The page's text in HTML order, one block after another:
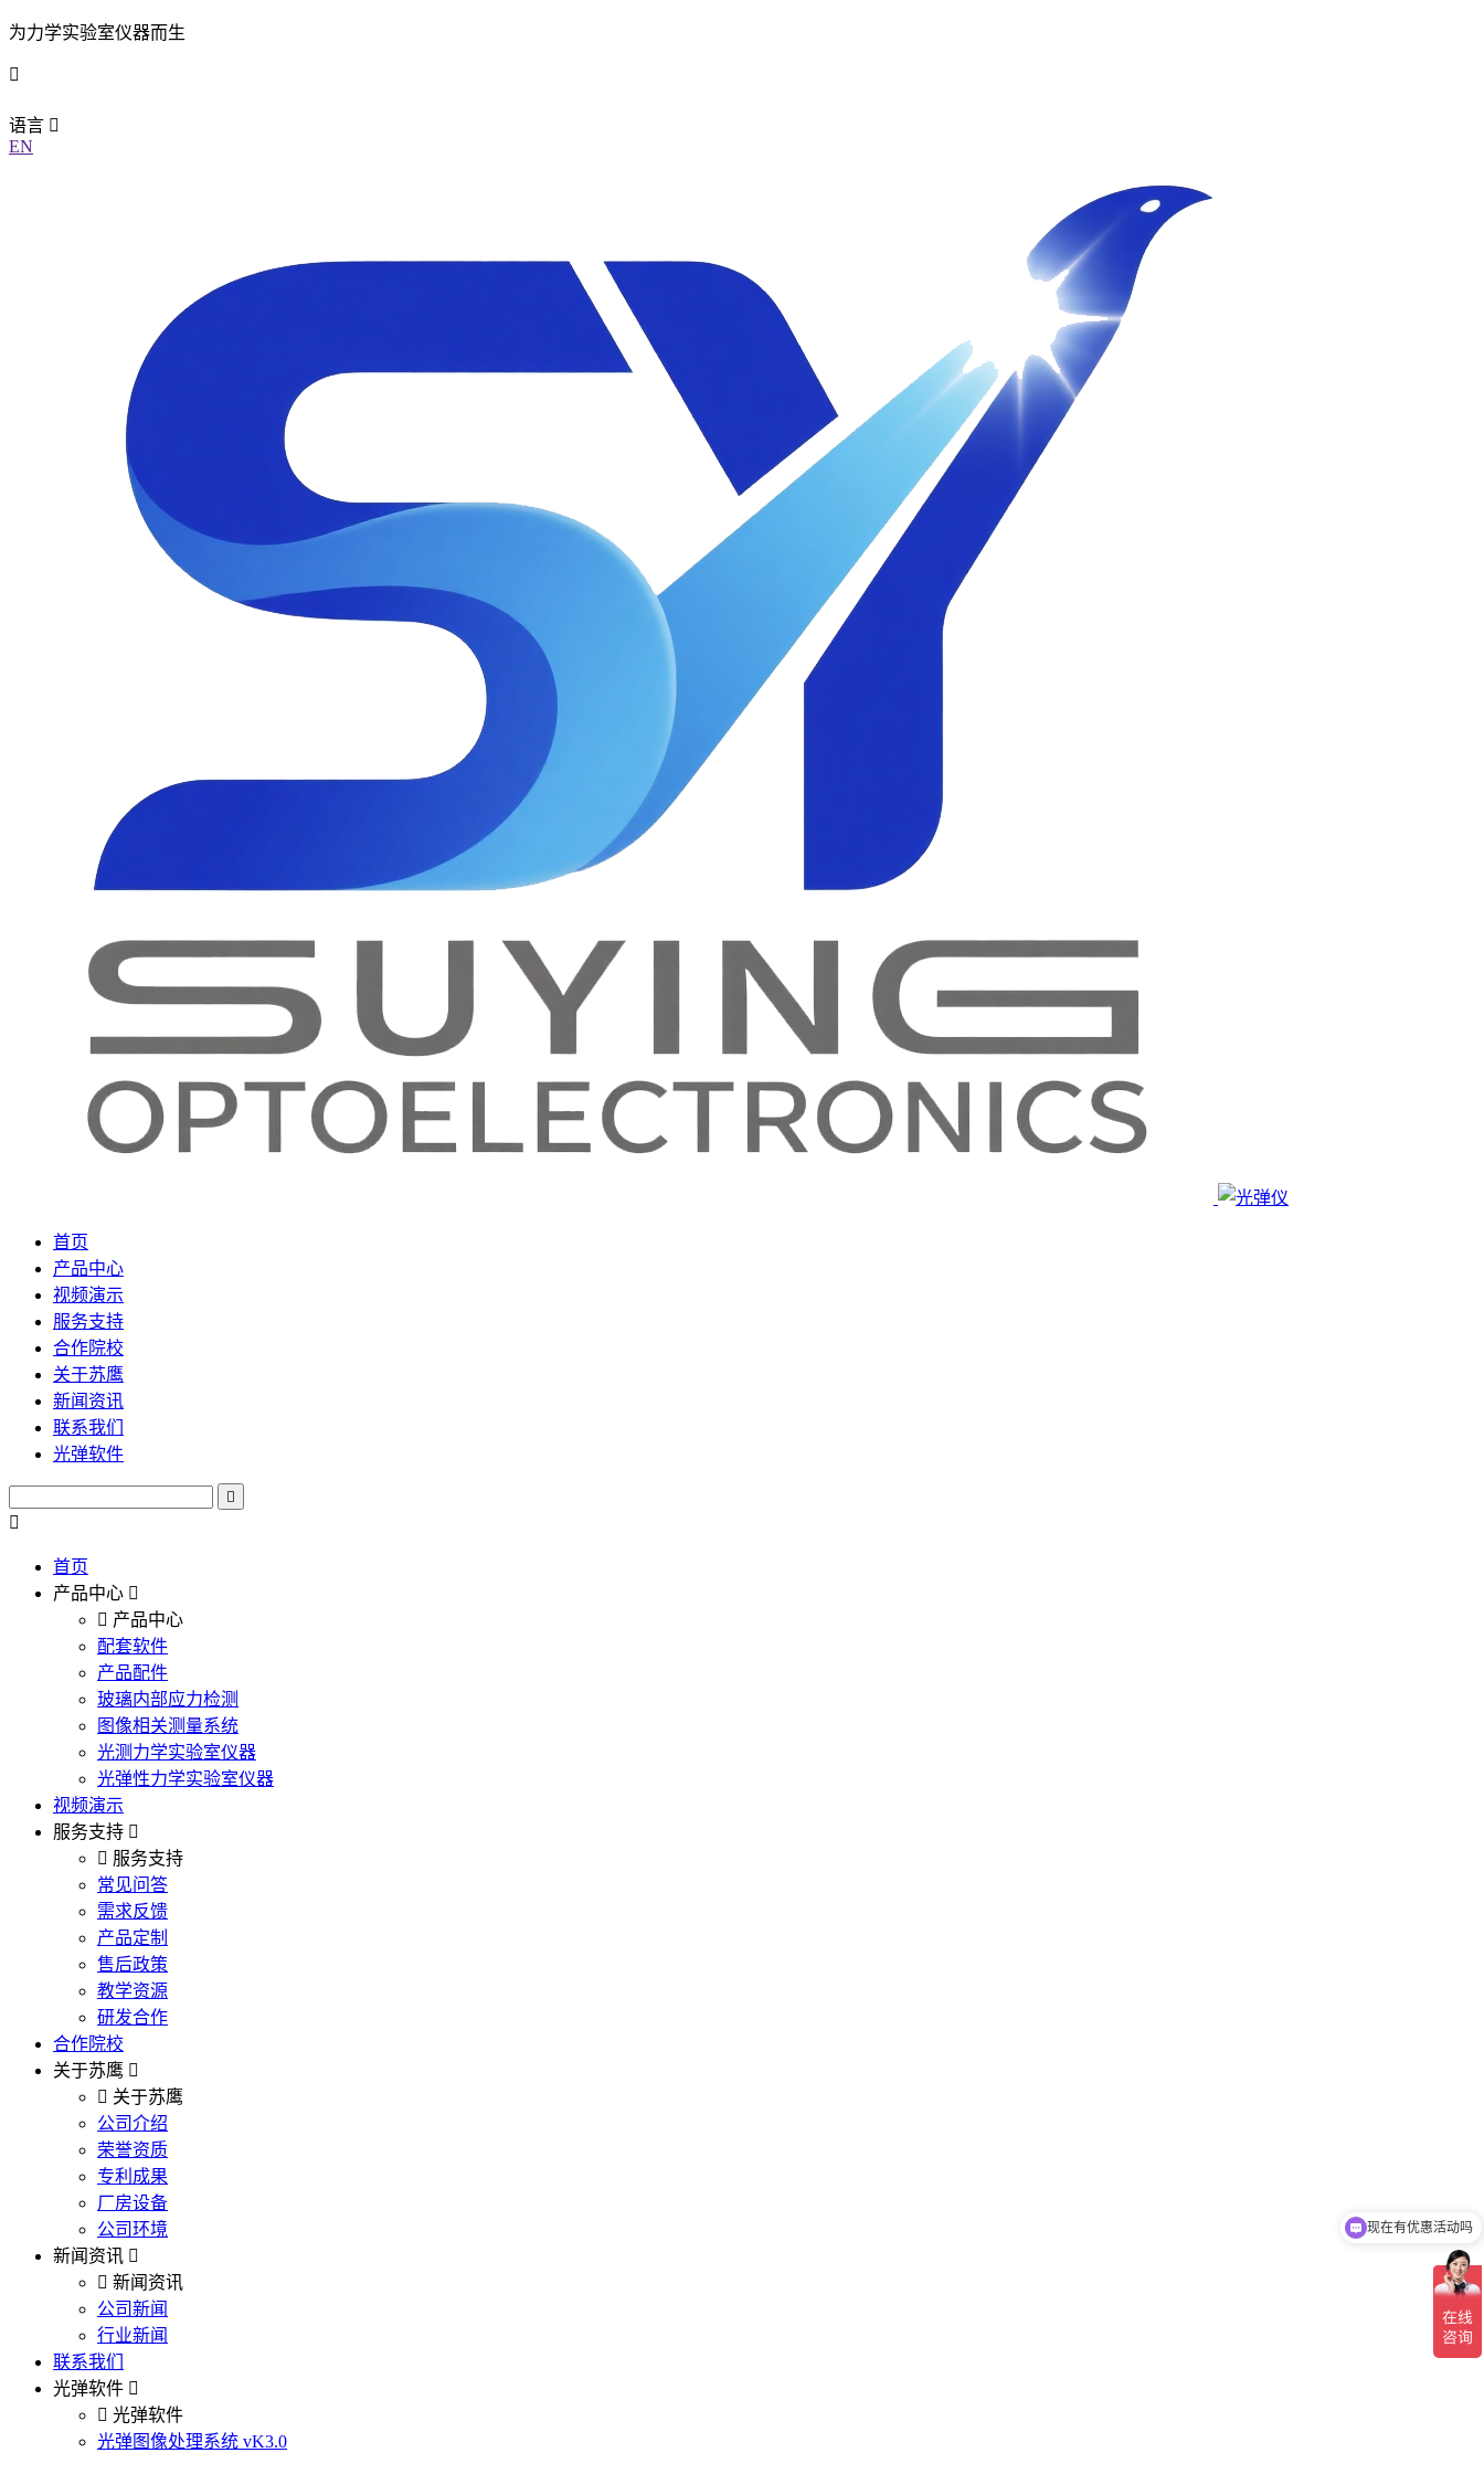
为力学实验室仪器而生
语言
EN
首页
产品中心
视频演示
服务支持
合作院校
关于苏鹰
新闻资讯
联系我们
光弹软件
首页
产品中心
产品中心
配套软件
产品配件
玻璃内部应力检测
图像相关测量系统
光测力学实验室仪器
光弹性力学实验室仪器
视频演示
服务支持
服务支持
常见问答
需求反馈
产品定制
售后政策
教学资源
研发合作
合作院校
关于苏鹰
关于苏鹰
公司介绍
荣誉资质
专利成果
厂房设备
公司环境
新闻资讯
新闻资讯
公司新闻
行业新闻
联系我们
光弹软件
光弹软件
光弹图像处理系统 vK3.0
现在有优惠活动吗